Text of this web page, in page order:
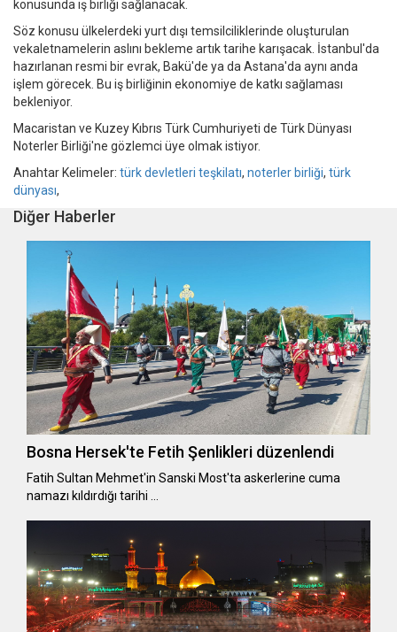
konusunda iş birliği sağlanacak.
Söz konusu ülkelerdeki yurt dışı temsilciliklerinde oluşturulan
vekaletnamelerin aslını bekleme artık tarihe karışacak. İstanbul'da
hazırlanan resmi bir evrak, Bakü'de ya da Astana'da aynı anda
işlem görecek. Bu iş birliğinin ekonomiye de katkı sağlaması
bekleniyor.
Macaristan ve Kuzey Kıbrıs Türk Cumhuriyeti de Türk Dünyası
Noterler Birliği'ne gözlemci üye olmak istiyor.
Anahtar Kelimeler: türk devletleri teşkilatı, noterler birliği, türk
dünyası,
Diğer Haberler
Bosna Hersek'te Fetih Şenlikleri düzenlendi
Fatih Sultan Mehmet'in Sanski Most'ta askerlerine cuma
namazı kıldırdığı tarihi …